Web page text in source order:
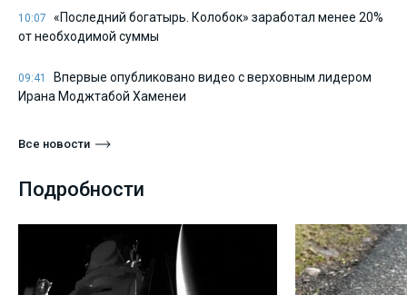
10:07
«Последний богатырь. Колобок» заработал менее 20%
от необходимой суммы
09:41
Впервые опубликовано видео с верховным лидером
Ирана Моджтабой Хаменеи
Все новости
Подробности